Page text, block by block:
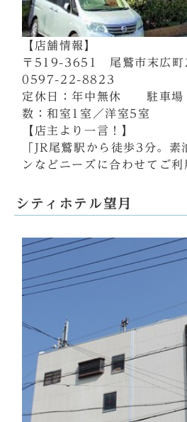
【店舗情報】
〒519-3651 尾鷲市末広
0597-22-8823
定休日：年中無休 駐車
数：和室1室／洋室5室
【店主より一言！】
「JR尾鷲駅から徒歩3分。
ンなどニーズに合わせてご利
シティホテル望月